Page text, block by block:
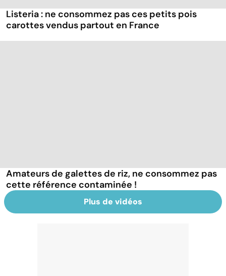
Listeria : ne consommez pas ces petits pois
carottes vendus partout en France
Amateurs de galettes de riz, ne consommez pas
cette référence contaminée !
Plus de vidéos